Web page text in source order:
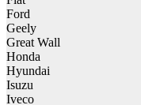
Ford
Geely
Great Wall
Honda
Hyundai
Isuzu
Iveco